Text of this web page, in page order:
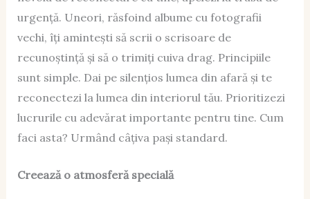
urgență. Uneori, răsfoind albume cu fotografii
vechi, îți amintești să scrii o scrisoare de
recunoștință și să o trimiți cuiva drag. Principiile
sunt simple. Dai pe silențios lumea din afară și te
reconectezi la lumea din interiorul tău. Prioritizezi
lucrurile cu adevărat importante pentru tine. Cum
faci asta? Urmând câțiva pași standard.
Creează o atmosferă specială